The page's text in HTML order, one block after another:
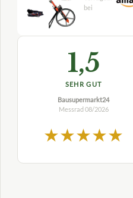
1,5
SEHR GUT
Bausupermarkt24
Messrad08/2026
★★★★★